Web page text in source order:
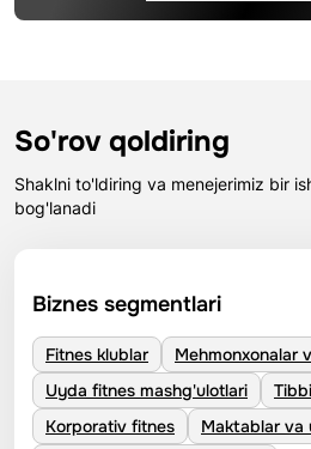
So'rov qoldiring
Shaklni to'ldiring va menejerimiz bir
bog'lanadi
Biznes segmentlari
Fitnes klublar
Mehmonxonalar
Uyda fitnes mashg'ulotlari
Korporativ fitnes
Maktablar va